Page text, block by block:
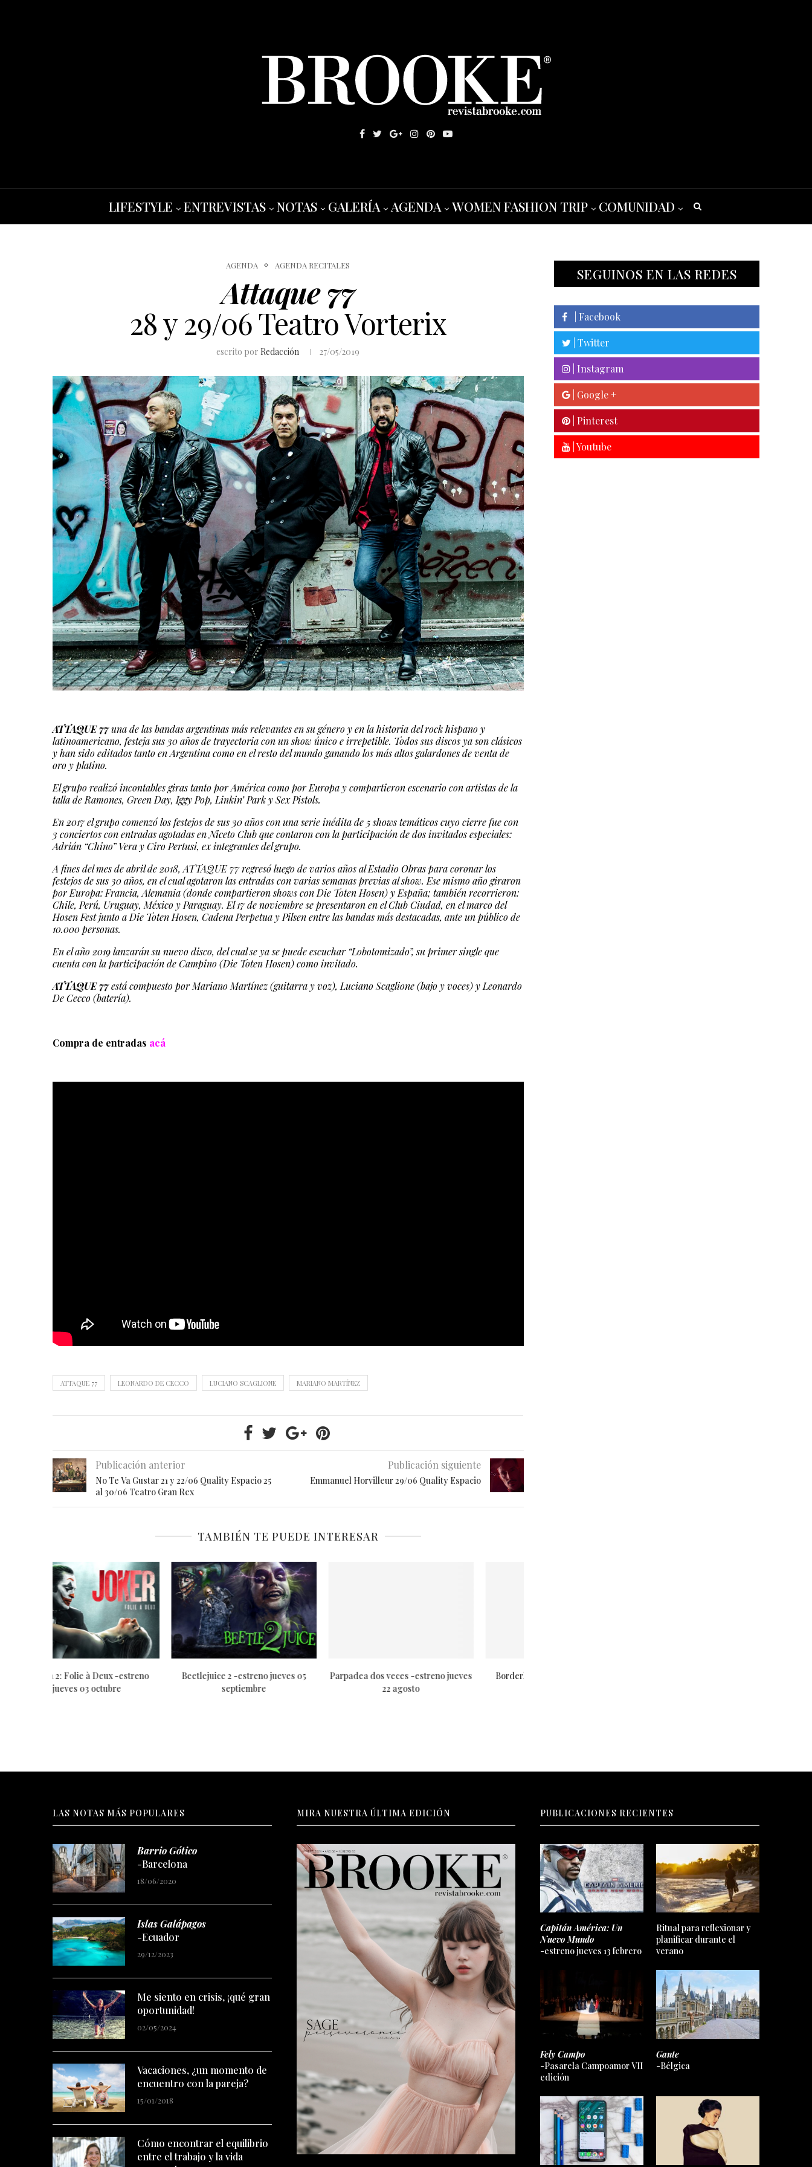
LIFESTYLE ENTREVISTAS NOTAS GALERÍA AGENDA WOMEN FASHION TRIP COMUNIDAD
AGENDA AGENDA RECITALES
Attaque 77
28 y 29/06 Teatro Vorterix
escrito porRedacción 27/05/2019
ATTAQUE 77una de las bandas argentinas más relevantes en su género y en la historia del rock hispano y
latinoamericano, festeja sus 30 años de trayectoria con un show único e irrepetible. Todos sus discos ya son clásicos
y han sido editados tanto en Argentina como en el resto del mundo ganando los más altos galardones de venta de
oro y platino.
El grupo realizó incontables giras tanto por América como por Europa y compartieron escenario con artistas de la
talla de Ramones, Green Day, Iggy Pop, Linkin’ Park y Sex Pistols.
En 2017 el grupo comenzó los festejos de sus 30 años con una serie inédita de 5 shows temáticos cuyo cierre fue con
3 conciertos con entradas agotadas en Niceto Club que contaron con la participación de dos invitados especiales:
Adrián “Chino” Vera y Ciro Pertusi, ex integrantes del grupo.
A fines del mes de abril de 2018, ATTAQUE 77 regresó luego de varios años al Estadio Obras para coronar los
festejos de sus 30 años, en el cual agotaron las entradas con varias semanas previas al show. Ese mismo año giraron
por Europa: Francia, Alemania (donde compartieron shows con Die Toten Hosen) y España; también recorrieron:
Chile, Perú, Uruguay, México y Paraguay. El 17 de noviembre se presentaron en el Club Ciudad, en el marco del
Hosen Fest junto a Die Toten Hosen, Cadena Perpetua y Pilsen entre las bandas más destacadas, ante un público de
10.000 personas.
En el año 2019 lanzarán su nuevo disco, del cual se ya se puede escuchar “Lobotomizado”, su primer single que
cuenta con la participación de Campino (Die Toten Hosen) como invitado.
ATTAQUE 77está compuesto porMariano Martínez (guitarra y voz), Luciano Scaglione (bajo y voces) y Leonardo
De Cecco (batería).
Compra de entradas acá
ATTAQUE 77 LEONARDO DE CECCO LUCIANO SCAGLIONE MARIANO MARTÍNEZ
Publicación anterior
No Te Va Gustar 21 y 22/06 Quality Espacio 25
al 30/06 Teatro Gran Rex
Publicación siguiente
Emmanuel Horvilleur 29/06 Quality Espacio
TAMBIÉN TE PUEDE INTERESAR
Parpadea dos veces -estreno jueves
22 agosto
Borderlands -estreno jueves 08
Deadpool & Wolverine -estreno
jueves 25 julio
SEGUINOS EN LAS REDES
| Facebook
| Twitter
| Instagram
| Google +
| Pinterest
| Youtube
LAS NOTAS MÁS POPULARES
Barrio Gótico
-Barcelona
18/06/2020
Islas Galápagos
-Ecuador
29/12/2023
Me siento en crisis, ¡qué gran
oportunidad!
02/05/2024
Vacaciones, ¿un momento de
encuentro con la pareja?
15/01/2018
Cómo encontrar el equilibrio
entre el trabajo y la vida
MIRA NUESTRA ÚLTIMA EDICIÓN PUBLICACIONES RECIENTES
Capitán América: Un
Nuevo Mundo
-estreno jueves 13 febrero
Ritual para reflexionar y
planificar durante el
verano
Fely Campo
-Pasarela Campoamor VII
edición
Gante
-Bélgica